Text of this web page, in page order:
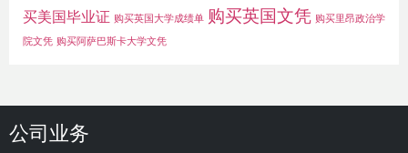
买美国毕业证 购买英国大学成绩单 购买英国文凭 购买里昂政治学
院文凭 购买阿萨巴斯卡大学文凭
公司业务